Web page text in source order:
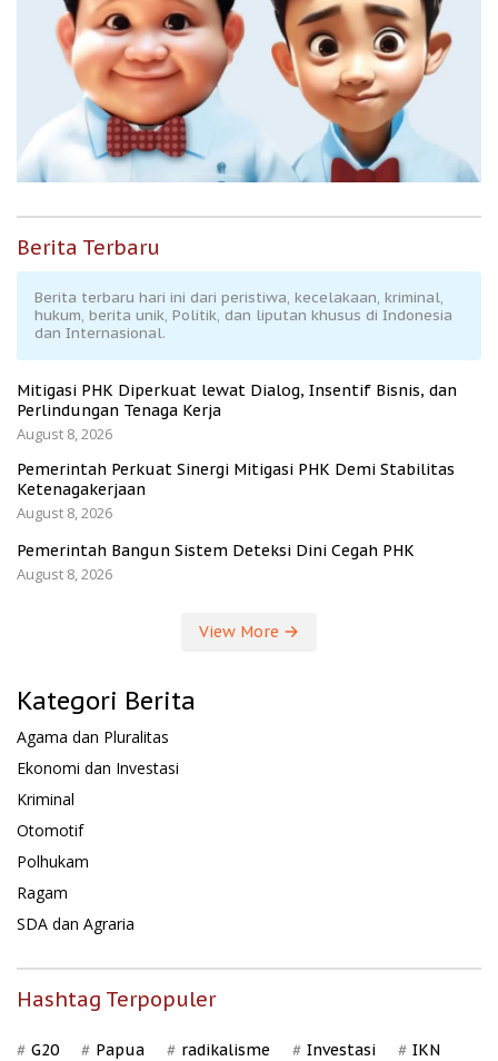
Berita Terbaru
Berita terbaru hari ini dari peristiwa, kecelakaan, kriminal,
hukum, berita unik, Politik, dan liputan khusus di Indonesia
dan Internasional.
Mitigasi PHK Diperkuat lewat Dialog, Insentif Bisnis, dan
Perlindungan Tenaga Kerja
August 8, 2026
Pemerintah Perkuat Sinergi Mitigasi PHK Demi Stabilitas
Ketenagakerjaan
August 8, 2026
Pemerintah Bangun Sistem Deteksi Dini Cegah PHK
August 8, 2026
View More
Kategori Berita
Agama dan Pluralitas
Ekonomi dan Investasi
Kriminal
Otomotif
Polhukam
Ragam
SDA dan Agraria
Hashtag Terpopuler
G20 Papua radikalisme Investasi IKN